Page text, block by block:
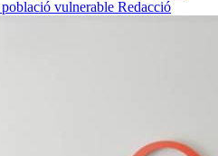
vulnerable Redacció